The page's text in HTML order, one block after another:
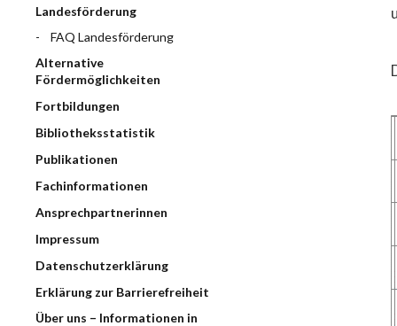
Landesförderung
FAQ Landesförderung
Alternative
Fördermöglichkeiten
Fortbildungen
Bibliotheksstatistik
Publikationen
Fachinformationen
Ansprechpartnerinnen
Impressum
Datenschutzerklärung
Erklärung zur Barrierefreiheit
Über uns – Informationen in